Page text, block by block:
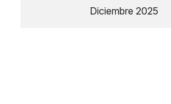
Diciembre 2025